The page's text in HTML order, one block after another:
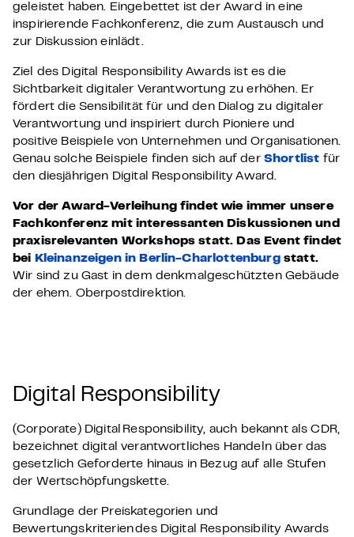
geleistet haben. Eingebettet ist der Award in eine
inspirierende Fachkonferenz, die zum Austausch und
zur Diskussion einlädt.
Ziel des Digital Responsibility Awards ist es die
Sichtbarkeit digitaler Verantwortung zu erhöhen. Er
fördert die Sensibilität für und den Dialog zu digitaler
Verantwortung und inspiriert durch Pioniere und
positive Beispiele von Unternehmen und Organisationen.
Genau solche Beispiele finden sich auf der Shortlist für
den diesjährigen Digital Responsibility Award.
Vor der Award-Verleihung findet wie immer unsere
Fachkonferenz mit interessanten Diskussionen und
praxisrelevanten Workshops statt. Das Event findet
bei Kleinanzeigen in Berlin-Charlottenburgstatt.
Wir sind zu Gast in dem denkmalgeschützten Gebäude
der ehem. Oberpostdirektion.
Digital Responsibility
(Corporate) Digital Responsibility, auch bekannt als CDR,
bezeichnet digital verantwortliches Handeln über das
gesetzlich Geforderte hinaus in Bezug auf alle Stufen
der Wertschöpfungskette.
Grundlage der Preiskategorien und
Bewertungskriterien des Digital Responsibility Awards